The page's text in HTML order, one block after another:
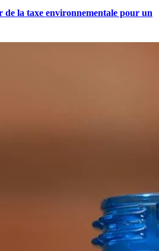
de la taxe environnementale pour un